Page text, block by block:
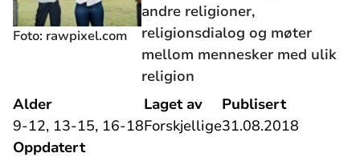
Foto: rawpixel.com
andre religioner,
religionsdialog og møter
mellom mennesker med ulik
religion
Alder
9-12, 13-15, 16-18
Laget av
Forskjellige
Publisert
31.08.2018
Oppdatert